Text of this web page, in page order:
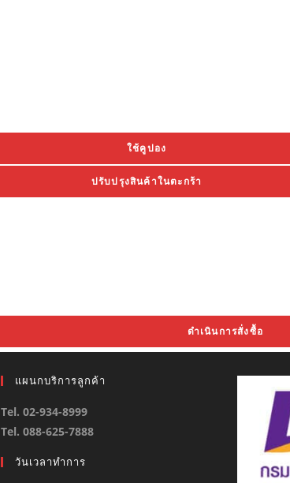
ใช้คูปอง
ปรับปรุงสินค้าในตะกร้า
ดำเนินการสั่งซื้อ
แผนกบริการลูกค้า
Tel. 02-934-8999
Tel. 088-625-7888
วันเวลาทำการ